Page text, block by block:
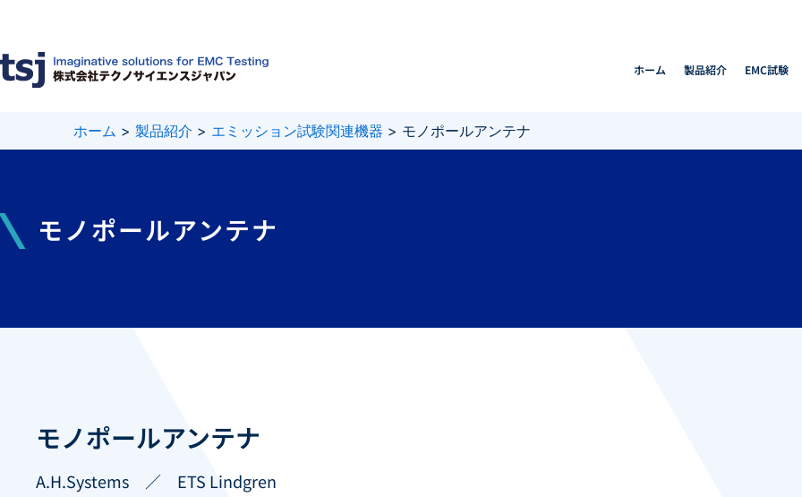
ス
ホーム 製品紹介 EMC試験
ホーム > 製品紹介 > エミッション試験関連機器 > モノポールアンテナ
モノポールアンテナ
モノポールアンテナ
A.H.Systems ／ ETS Lindgren